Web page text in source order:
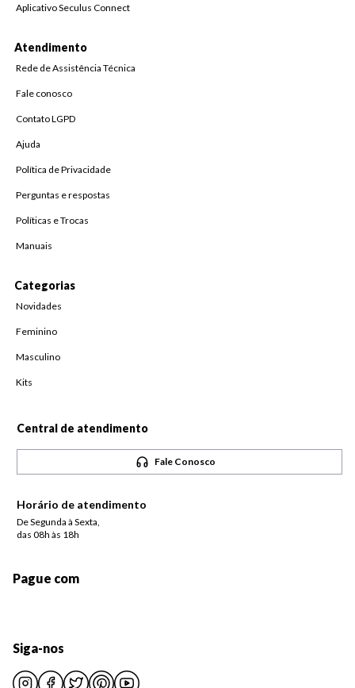
Aplicativo Seculus Connect
Atendimento
Rede de Assistência Técnica
Fale conosco
Contato LGPD
Ajuda
Política de Privacidade
Perguntas e respostas
Políticas e Trocas
Manuais
Categorias
Novidades
Feminino
Masculino
Kits
Central de atendimento
Fale Conosco
Horário de atendimento
De Segunda à Sexta,
das 08h às 18h
Pague com
Siga-nos